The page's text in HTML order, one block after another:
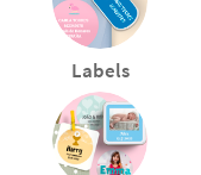
Labels